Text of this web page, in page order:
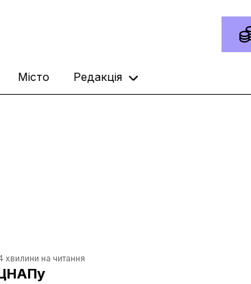
Місто Редакція
хвилини на читання